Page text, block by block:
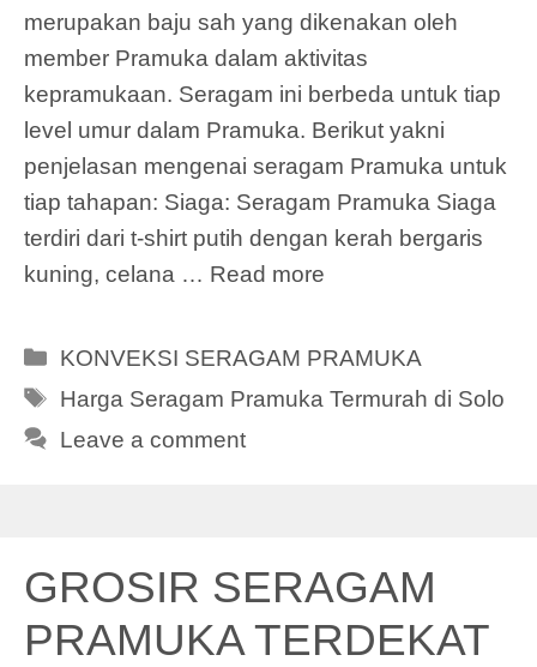
merupakan baju sah yang dikenakan oleh
member Pramuka dalam aktivitas
kepramukaan. Seragam ini berbeda untuk tiap
level umur dalam Pramuka. Berikut yakni
penjelasan mengenai seragam Pramuka untuk
tiap tahapan: Siaga: Seragam Pramuka Siaga
terdiri dari t-shirt putih dengan kerah bergaris
kuning, celana … Read more
Categories
KONVEKSI SERAGAM PRAMUKA
Tags
Harga Seragam Pramuka Termurah di Solo
Leave a comment
GROSIR SERAGAM
PRAMUKA TERDEKAT